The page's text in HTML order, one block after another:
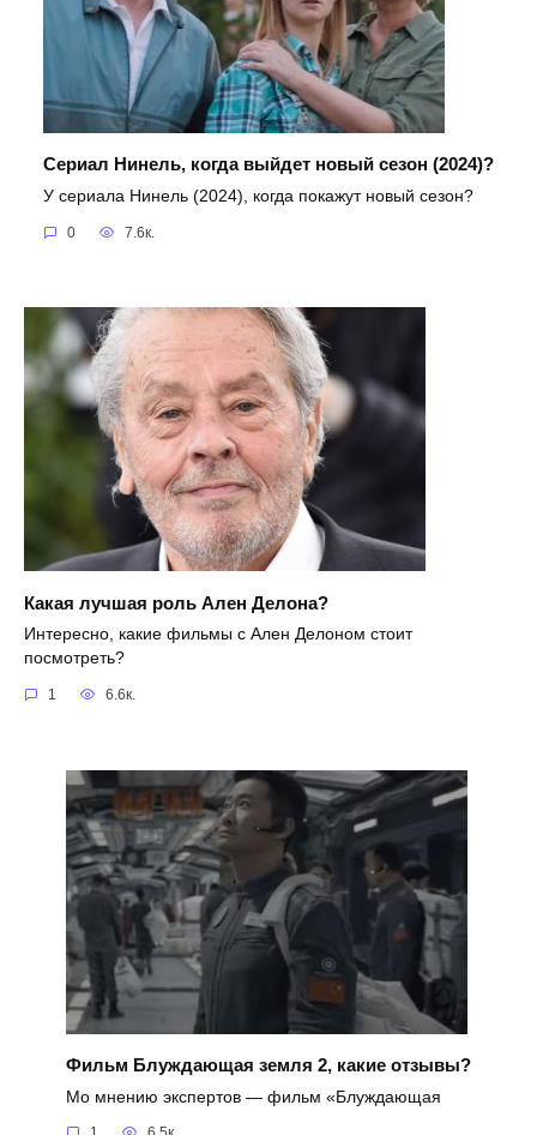
Сериал Нинель, когда выйдет новый сезон (2024)?
У сериала Нинель (2024), когда покажут новый сезон?
0 7.6к.
Какая лучшая роль Ален Делона?
Интересно, какие фильмы с Ален Делоном стоит
посмотреть?
1 6.6к.
Фильм Блуждающая земля 2, какие отзывы?
Мо мнению экспертов — фильм «Блуждающая